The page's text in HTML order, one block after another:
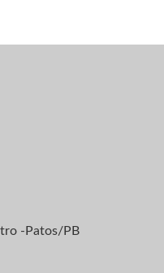
-Patos/PB